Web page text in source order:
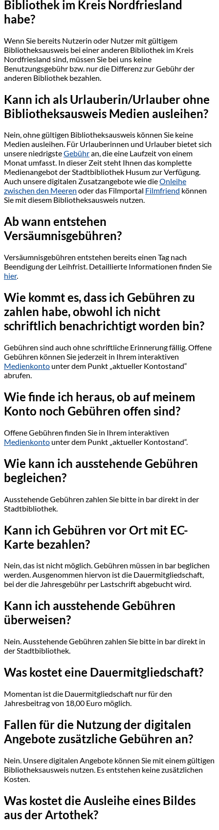
Bibliothek im Kreis Nordfriesland
habe?
Wenn Sie bereits Nutzerin oder Nutzer mit gültigem
Bibliotheksausweis bei einer anderen Bibliothek im Kreis
Nordfriesland sind, müssen Sie bei uns keine
Benutzungsgebühr bzw. nur die Differenz zur Gebühr der
anderen Bibliothek bezahlen.
Kann ich als Urlauberin/Urlauber ohne
Bibliotheksausweis Medien ausleihen?
Nein, ohne gültigen Bibliotheksausweis können Sie keine
Medien ausleihen. Für Urlauberinnen und Urlauber bietet sich
unsere niedrigsteGebühran, die eine Laufzeit von einem
Monat umfasst. In dieser Zeit steht Ihnen das komplette
Medienangebot der Stadtbibliothek Husum zur Verfügung.
Auch unsere digitalen Zusatzangebote wie dieOnleihe
zwischen den Meeren oder das Filmportal Filmfriend können
Sie mit diesem Bibliotheksausweis nutzen.
Ab wann entstehen
Versäumnisgebühren?
Versäumnisgebühren entstehen bereits einen Tag nach
Beendigung der Leihfrist. Detaillierte Informationen finden Sie
hier.
Wie kommt es, dass ich Gebühren zu
zahlen habe, obwohl ich nicht
schriftlich benachrichtigt worden bin?
Gebühren sind auch ohne schriftliche Erinnerung fällig. Offene
Gebühren können Sie jederzeit in Ihrem interaktiven
Medienkonto unter dem Punkt „aktueller Kontostand“
abrufen.
Wie finde ich heraus, ob auf meinem
Konto noch Gebühren offen sind?
Offene Gebühren finden Sie in Ihrem interaktiven
Medienkonto unter dem Punkt „aktueller Kontostand“.
Wie kann ich ausstehende Gebühren
begleichen?
Ausstehende Gebühren zahlen Sie bitte in bar direkt in der
Stadtbibliothek.
Kann ich Gebühren vor Ort mit EC-
Karte bezahlen?
Nein, das ist nicht möglich. Gebühren müssen in bar beglichen
werden. Ausgenommen hiervon ist die Dauermitgliedschaft,
bei der die Jahresgebühr per Lastschrift abgebucht wird.
Kann ich ausstehende Gebühren
überweisen?
Nein. Ausstehende Gebühren zahlen Sie bitte in bar direkt in
der Stadtbibliothek.
Was kostet eine Dauermitgliedschaft?
Momentan ist die Dauermitgliedschaft nur für den
Jahresbeitrag von 18,00 Euro möglich.
Fallen für die Nutzung der digitalen
Angebote zusätzliche Gebühren an?
Nein. Unsere digitalen Angebote können Sie mit einem gültigen
Bibliotheksausweis nutzen. Es entstehen keine zusätzlichen
Kosten.
Was kostet die Ausleihe eines Bildes
aus der Artothek?